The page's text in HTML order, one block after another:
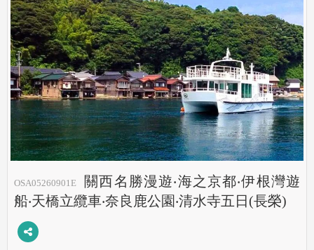
OSA05260901E
關西名勝漫遊‧海之京都‧伊根灣遊
船‧天橋立纜車‧奈良鹿公園‧清水寺五日(長榮)